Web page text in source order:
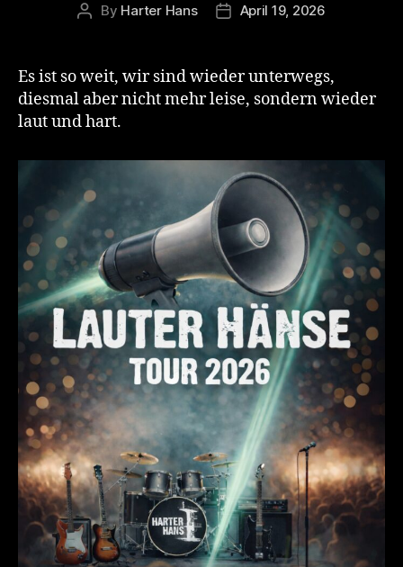
Post
By Harter Hans
PostApril 19, 2026
Es ist so weit, wir sind wieder unterwegs,
diesmal aber nicht mehr leise, sondern wieder
laut und hart.